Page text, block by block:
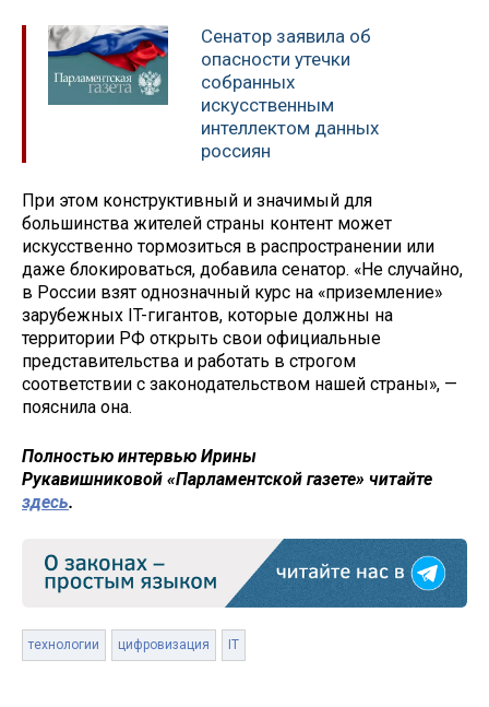
Сенатор заявила об
опасности утечки
собранных
искусственным
интеллектом данных
россиян
При этом конструктивный и значимый для
большинства жителей страны контент может
искусственно тормозиться в распространении или
даже блокироваться, добавила сенатор. «Не случайно,
в России взят однозначный курс на «приземление»
зарубежных IT-гигантов, которые должны на
территории РФ открыть свои официальные
представительства и работать в строгом
соответствии с законодательством нашей страны», —
пояснила она.
Полностью интервью Ирины
Рукавишниковой «Парламентской газете» читайте
здесь.
технологии цифровизация IT